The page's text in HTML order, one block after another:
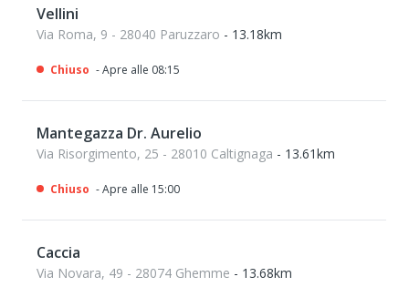
Vellini
Via Roma, 9 - 28040 Paruzzaro - 13.18km
Chiuso - Apre alle 08:15
Mantegazza Dr. Aurelio
Via Risorgimento, 25 - 28010 Caltignaga - 13.61km
Chiuso - Apre alle 15:00
Caccia
Via Novara, 49 - 28074 Ghemme - 13.68km